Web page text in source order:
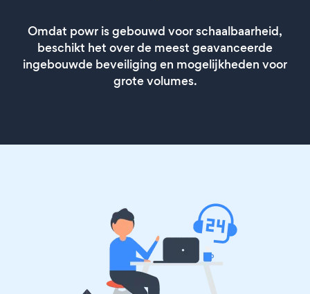
Omdat powr is gebouwd voor schaalbaarheid,
beschikt het over de meest geavanceerde
ingebouwde beveiliging en mogelijkheden voor
grote volumes.